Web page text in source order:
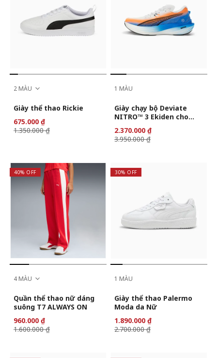
2 MÀU
Giày thể thao Rickie
675.000 ₫
1.350.000 ₫
1 MÀU
Giày chạy bộ Deviate
NITRO™ 3 Ekiden cho
2.370.000 ₫
3.950.000 ₫
40% OFF
4 MÀU
Quần thể thao nữ dáng
suông T7 ALWAYS ON
960.000 ₫
1.600.000 ₫
30% OFF
1 MÀU
Giày thể thao Palermo
Moda da Nữ
1.890.000 ₫
2.700.000 ₫